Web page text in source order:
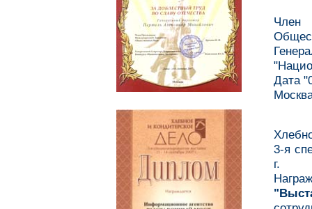
Дата
3-я
г.